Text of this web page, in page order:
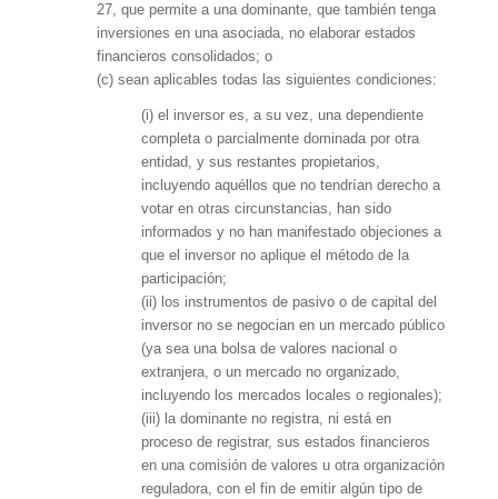
27, que permite a una dominante, que también tenga
inversiones en una asociada, no elaborar estados
financieros consolidados; o
(c) sean aplicables todas las siguientes condiciones:
(i) el inversor es, a su vez, una dependiente
completa o parcialmente dominada por otra
entidad, y sus restantes propietarios,
incluyendo aquéllos que no tendrían derecho a
votar en otras circunstancias, han sido
informados y no han manifestado objeciones a
que el inversor no aplique el método de la
participación;
(ii) los instrumentos de pasivo o de capital del
inversor no se negocian en un mercado público
(ya sea una bolsa de valores nacional o
extranjera, o un mercado no organizado,
incluyendo los mercados locales o regionales);
(iii) la dominante no registra, ni está en
proceso de registrar, sus estados financieros
en una comisión de valores u otra organización
reguladora, con el fin de emitir algún tipo de